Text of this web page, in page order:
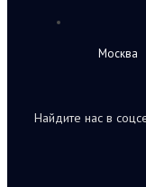
Москва
Найдите нас в